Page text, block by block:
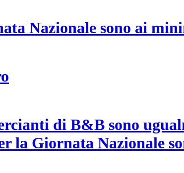
Nazionale sono ai
di B&B sono
la Giornata Nazionale